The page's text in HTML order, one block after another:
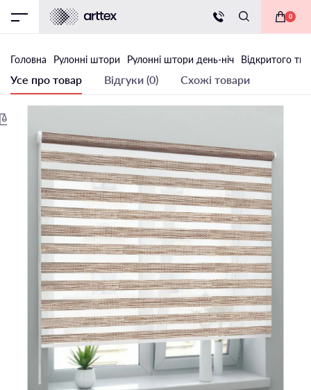
0
Головна Рулонні штори Рулонні штори день-ніч Відкритого
Усе про товар Відгуки (0) Схожі товари